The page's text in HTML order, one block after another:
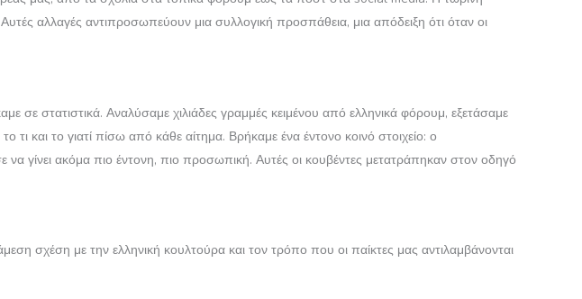
αλλαγές αντιπροσωπεύουν μια συλλογική προσπάθεια, μια απόδειξη ότι όταν οι
σε στατιστικά. Αναλύσαμε χιλιάδες γραμμές κειμένου από ελληνικά φόρουμ, εξετάσαμε
και το γιατί πίσω από κάθε αίτημα. Βρήκαμε ένα έντονο κοινό στοιχείο: ο
γίνει ακόμα πιο έντονη, πιο προσωπική. Αυτές οι κουβέντες μετατράπηκαν στον οδηγό
σχέση με την ελληνική κουλτούρα και τον τρόπο που οι παίκτες μας αντιλαμβάνονται